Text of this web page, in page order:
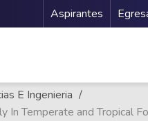
Menu
Aspirantes
E Ingenieria
In Temperate and Tropical